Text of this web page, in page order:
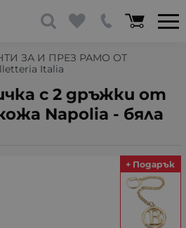
ЗА И ПРЕЗ РАМО ОТ
Italia
с 2 дръжки от
Napolia - бяла
+ Подарък